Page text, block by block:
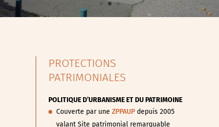
PROTECTIONS
PATRIMONIALES
POLITIQUE D’URBANISME ET DU PATRIMOINE
Couverte par uneZPPAUP depuis 2005
valant Site patrimonial remarquable